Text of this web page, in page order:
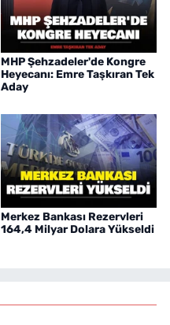
MHP Şehzadeler'de Kongre
Heyecanı: Emre Taşkıran Tek
Aday
Merkez Bankası Rezervleri
164,4 Milyar Dolara Yükseldi